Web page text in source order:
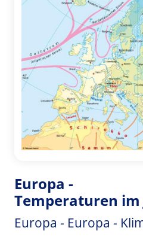
Europa -
Temperaturen im
Europa - Europa -